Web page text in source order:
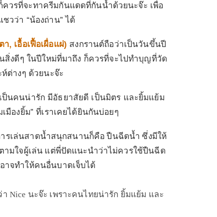
วรที่จะทาครีมกันแดดที่กันน้ำด้วยนะจ๊ะ เพื่อ
วว่า “น้องถ่าน” ได้
า, เอื้อเฟื้อเผื่อแผ่) สงกรานต์ถือว่าเป็นวันขึ้นปี
สิ่งดีๆ ในปีใหม่ที่มาถึง ก็ควรที่จะไปทำบุญที่วัด
ต่างๆ ด้วยนะจ๊ะ
ป็นคนน่ารัก มีอัธยาสัยดี เป็นมิตร และยิ้มแย้ม
มืองยิ้ม” ที่เราเคยได้ยินกันบ่อยๆ
รเล่นสาดน้ำสนุกสนานก็คือ ปืนฉีดน้ำ ซึ่งมีให้
ามใจผู้เล่น แต่พี่ปัดแนะนำว่าไม่ควรใช้ปืนฉีด
าจทำให้คนอื่นบาดเจ็บได้
า Nice นะจ๊ะ เพราะคนไทยน่ารัก ยิ้มแย้ม และ